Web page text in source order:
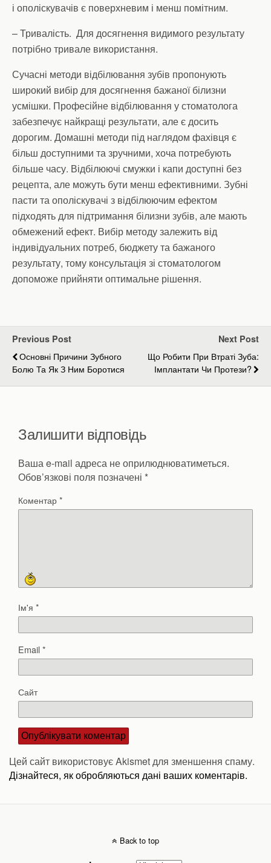
і ополіскувачів є поверхневим і менш помітним.
– Тривалість. Для досягнення видимого результату
потрібно тривале використання.
Сучасні методи відбілювання зубів пропонують
широкий вибір для досягнення бажаної білизни
усмішки. Професійне відбілювання у стоматолога
забезпечує найкращі результати, але є досить
дорогим. Домашні методи під наглядом фахівця є
більш доступними та зручними, хоча потребують
більше часу. Відбілюючі смужки і капи доступні без
рецепта, але можуть бути менш ефективними. Зубні
пасти та ополіскувачі з відбілюючим ефектом
підходять для підтримання білизни зубів, але мають
обмежений ефект. Вибір методу залежить від
індивідуальних потреб, бюджету та бажаного
результату, тому консультація зі стоматологом
допоможе прийняти оптимальне рішення.
Previous Post
Основні Причини Зубного
Болю Та Як З Ним Боротися
Next Post
Що Робити При Втраті Зуба:
Імплантати Чи Протези?
Залишити відповідь
Ваша e-mail адреса не оприлюднюватиметься.
Обов’язкові поля позначені *
Коментар*
Ім'я *
Email*
Сайт
Цей сайт використовує Akismet для зменшення спаму.
Дізнайтеся, як обробляються дані ваших коментарів.
Back to top